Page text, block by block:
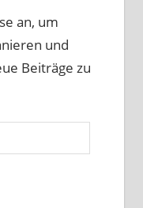
an, um
und
Beiträge zu